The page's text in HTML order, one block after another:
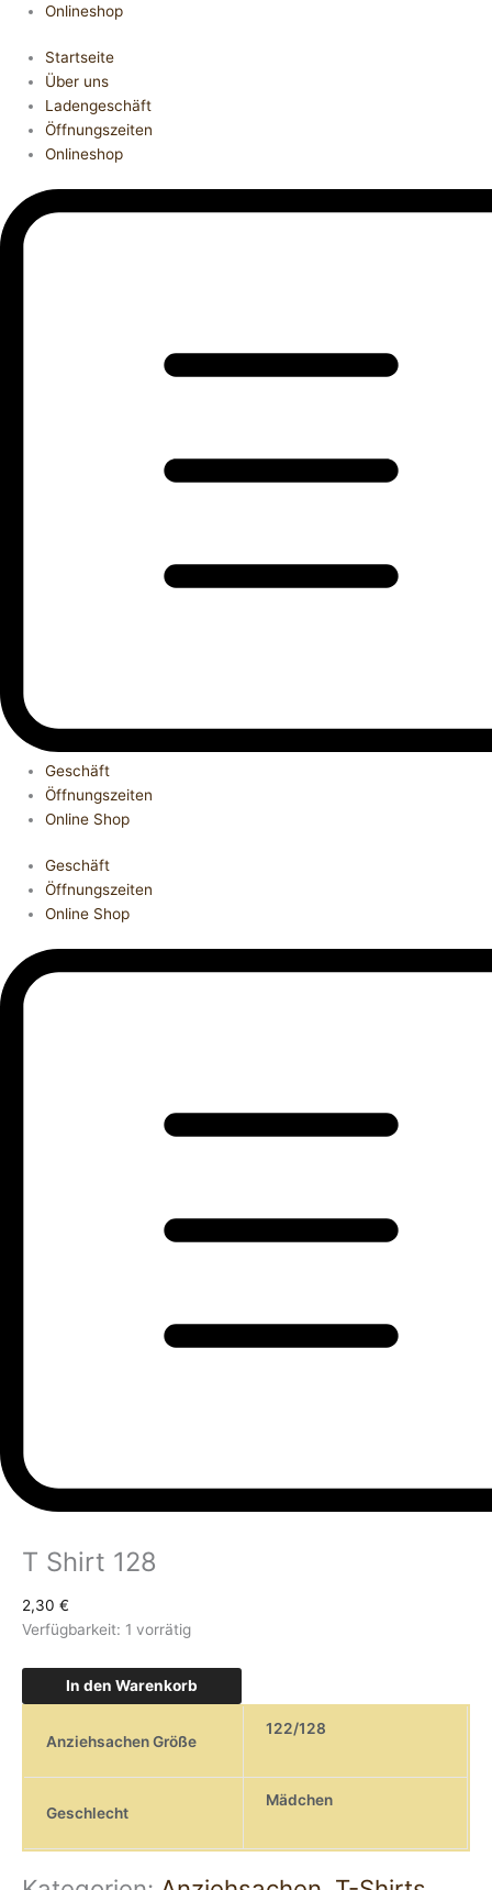
Onlineshop
Startseite
Über uns
Ladengeschäft
Öffnungszeiten
Onlineshop
Geschäft
Öffnungszeiten
Online Shop
Geschäft
Öffnungszeiten
Online Shop
T Shirt 128
2,30 €
Verfügbarkeit: 1 vorrätig
In den Warenkorb
Anziehsachen Größe
122/128
Geschlecht
Mädchen